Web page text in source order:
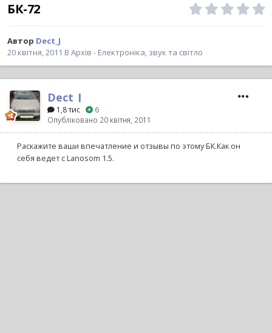
БК-72
Автор Dect_J
20 квітня, 2011 В Архів - Електроніка, звук та світло
Dect_J
1,8 тис
6
Опубліковано 20 квітня, 2011
Раскажите ваши впечатление и отзывы по этому БК.Как он
себя ведет с Lanosom 1.5.